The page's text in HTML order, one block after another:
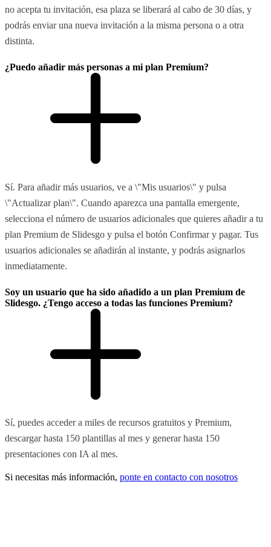
no acepta tu invitación, esa plaza se liberará al cabo de 30 días, y
podrás enviar una nueva invitación a la misma persona o a otra
distinta.
¿Puedo añadir más personas a mi plan Premium?
Sí. Para añadir más usuarios, ve a \"Mis usuarios\" y pulsa
\"Actualizar plan\". Cuando aparezca una pantalla emergente,
selecciona el número de usuarios adicionales que quieres añadir a tu
plan Premium de Slidesgo y pulsa el botón Confirmar y pagar. Tus
usuarios adicionales se añadirán al instante, y podrás asignarlos
inmediatamente.
Soy un usuario que ha sido añadido a un plan Premium de
Slidesgo. ¿Tengo acceso a todas las funciones Premium?
Sí, puedes acceder a miles de recursos gratuitos y Premium,
descargar hasta 150 plantillas al mes y generar hasta 150
presentaciones con IA al mes.
Si necesitas más información, ponte en contacto con nosotros